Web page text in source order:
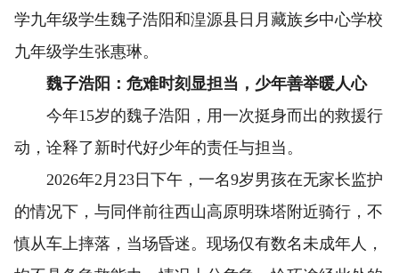
学九年级学生魏子浩阳和湟源县日月藏族乡中心学校
九年级学生张惠琳。
魏子浩阳：危难时刻显担当，少年善举暖人心
今年15岁的魏子浩阳，用一次挺身而出的救援行
动，诠释了新时代好少年的责任与担当。
2026年2月23日下午，一名9岁男孩在无家长监护
的情况下，与同伴前往西山高原明珠塔附近骑行，不
慎从车上摔落，当场昏迷。现场仅有数名未成年人，